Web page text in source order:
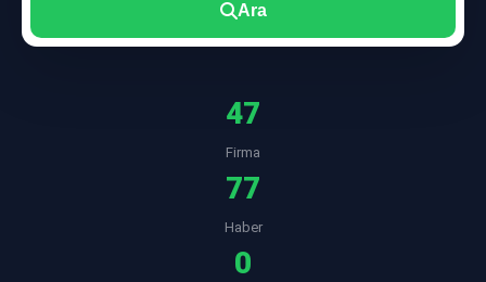
Ara
47
Firma
77
Haber
0